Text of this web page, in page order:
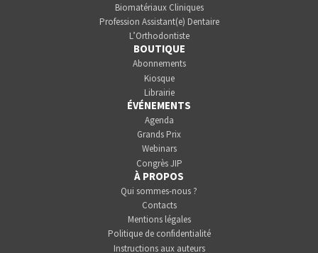
Biomatériaux Cliniques
Profession Assistant(e) Dentaire
L’Orthodontiste
BOUTIQUE
Abonnements
Kiosque
Librairie
ÉVÉNEMENTS
Agenda
Grands Prix
Webinars
Congrès JIP
À PROPOS
Qui sommes-nous ?
Contacts
Mentions légales
Politique de confidentialité
Instructions aux auteurs